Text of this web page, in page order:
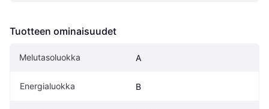
Tuotteen ominaisuudet
Melutasoluokka A
Energialuokka B